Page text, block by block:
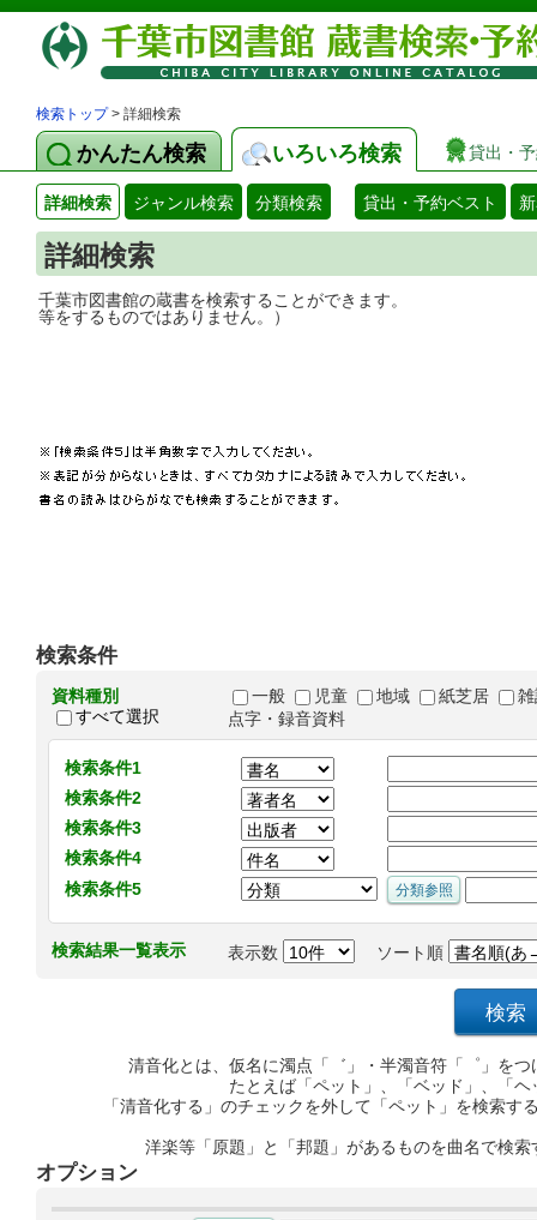
検索トップ> 詳細検索
かんたん検索 いろいろ検索 貸出・
詳細検索 ジャンル検索 分類検索 貸出・予約ベスト
詳細検索
千葉市図書館の蔵書を検索することがで
等をするものではありません。）
検索条件
資料種別
すべて選択
一般 児童 地域 紙芝居
点字・録音資料
検索条件1
検索条件2
検索条件3
検索条件4
検索条件5
検索結果一覧表示 表示数 ソート順
清音化とは、仮名に濁点「゛」・半濁音符「゜」を
たとえば「ペット」、「ベッド」、「
「清音化する」のチェックを外して「ペット」を検索
洋楽等「原題」と「邦題」があるものを曲名で検
オプション